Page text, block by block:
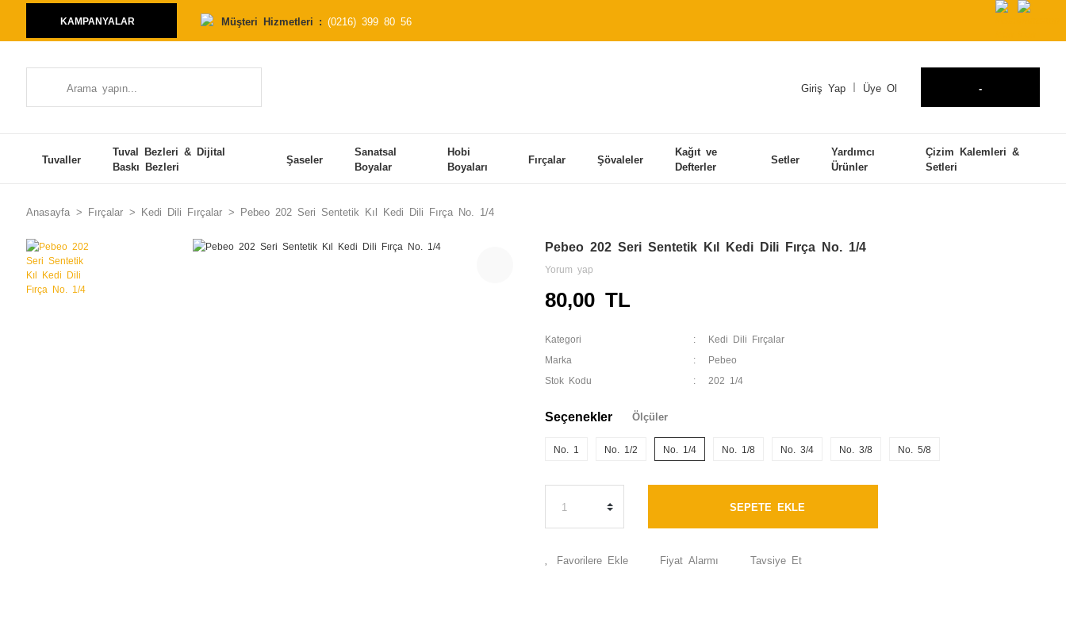
KAMPANYALAR Müşteri Hizmetleri : (0216) 399 80 56
Giriş Yap Üye Ol -
Tuvaller
Tuval Bezleri & Dijital
Baskı Bezleri
Şaseler
Sanatsal
Boyalar
Hobi
Boyaları
Fırçalar Şövaleler
Kağıt ve
Defterler
Setler
Yardımcı
Ürünler
Çizim Kalemleri &
Setleri
Anasayfa Fırçalar Kedi Dili Fırçalar Pebeo 202 Seri Sentetik Kıl Kedi Dili Fırça No. 1/4
Pebeo 202 Seri Sentetik Kıl Kedi Dili Fırça No. 1/4
Yorum yap
80,00 TL
Kategori Kedi Dili Fırçalar
Marka Pebeo
Stok Kodu 202 1/4
Seçenekler Ölçüler
No. 1 No. 1/2 No. 1/4 No. 1/8 No. 3/4 No. 3/8 No. 5/8
SEPETE EKLE
Fiyat Alarmı Tavsiye Et